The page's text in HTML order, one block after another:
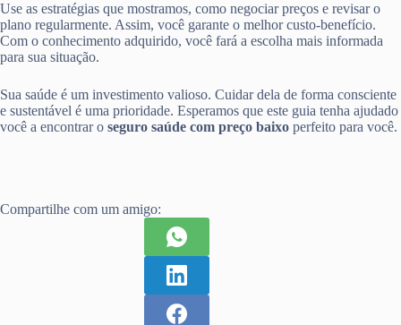
Use as estratégias que mostramos, como negociar preços e revisar o
plano regularmente. Assim, você garante o melhor custo-benefício.
Com o conhecimento adquirido, você fará a escolha mais informada
para sua situação.
Sua saúde é um investimento valioso. Cuidar dela de forma consciente
e sustentável é uma prioridade. Esperamos que este guia tenha ajudado
você a encontrar o seguro saúde com preço baixo perfeito para você.
Compartilhe com um amigo: